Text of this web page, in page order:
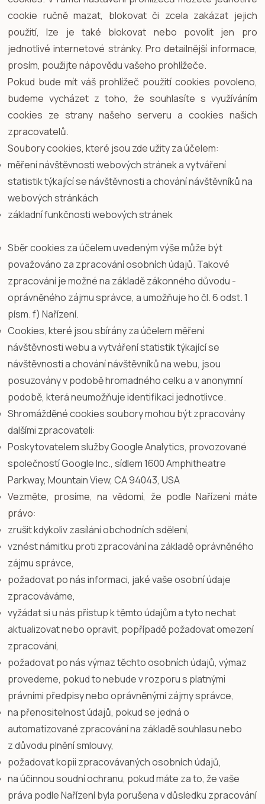
cookie ručně mazat, blokovat či zcela zakázat jejich
použití, lze je také blokovat nebo povolit jen pro
jednotlivé internetové stránky. Pro detailnější informace,
prosím, použijte nápovědu vašeho prohlížeče.
Pokud bude mít váš prohlížeč použití cookies povoleno,
budeme vycházet z toho, že souhlasíte s využíváním
cookies ze strany našeho serveru a cookies našich
zpracovatelů.
Soubory cookies, které jsou zde užity za účelem:
měření návštěvnosti webových stránek a vytváření
statistik týkající se návštěvnosti a chování návštěvníků na
webových stránkách
základní funkčnosti webových stránek
Sběr cookies za účelem uvedeným výše může být
považováno za zpracování osobních údajů. Takové
zpracování je možné na základě zákonného důvodu -
oprávněného zájmu správce, a umožňuje ho čl. 6 odst. 1
písm. f) Nařízení.
Cookies, které jsou sbírány za účelem měření
návštěvnosti webu a vytváření statistik týkající se
návštěvnosti a chování návštěvníků na webu, jsou
posuzovány v podobě hromadného celku a v anonymní
podobě, která neumožňuje identifikaci jednotlivce.
Shromážděné cookies soubory mohou být zpracovány
dalšími zpracovateli:
Poskytovatelem služby Google Analytics, provozované
společností Google Inc., sídlem 1600 Amphitheatre
Parkway, Mountain View, CA 94043, USA
Vezměte, prosíme, na vědomí, že podle Nařízení máte
právo:
zrušit kdykoliv zasílání obchodních sdělení,
vznést námitku proti zpracování na základě oprávněného
zájmu správce,
požadovat po nás informaci, jaké vaše osobní údaje
zpracováváme,
vyžádat si u nás přístup k těmto údajům a tyto nechat
aktualizovat nebo opravit, popřípadě požadovat omezení
zpracování,
požadovat po nás výmaz těchto osobních údajů, výmaz
provedeme, pokud to nebude v rozporu s platnými
právními předpisy nebo oprávněnými zájmy správce,
na přenositelnost údajů, pokud se jedná o
automatizované zpracování na základě souhlasu nebo
z důvodu plnění smlouvy,
požadovat kopii zpracovávaných osobních údajů,
na účinnou soudní ochranu, pokud máte za to, že vaše
práva podle Nařízení byla porušena v důsledku zpracování